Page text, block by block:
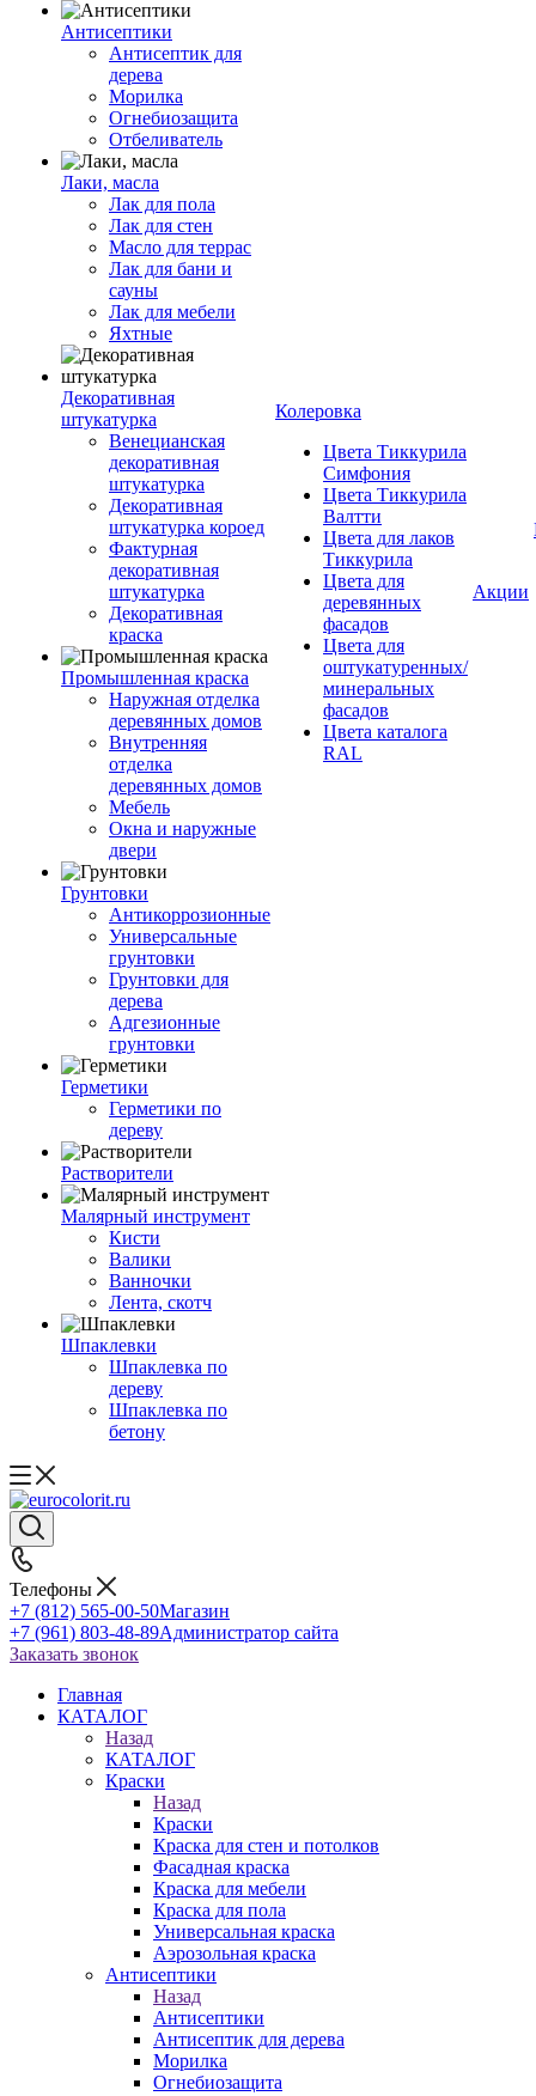
Антисептики
Антисептик для
дерева
Морилка
Огнебиозащита
Отбеливатель
Лаки, масла
Лак для пола
Лак для стен
Масло для террас
Лак для бани и
сауны
Лак для мебели
Яхтные
Декоративная
штукатурка
Венецианская
декоративная
штукатурка
Декоративная
штукатурка короед
Фактурная
декоративная
штукатурка
Декоративная
краска
Промышленная краска
Наружная отделка
деревянных домов
Внутренняя
отделка
деревянных домов
Мебель
Окна и наружные
двери
Грунтовки
Антикоррозионные
Универсальные
грунтовки
Грунтовки для
дерева
Адгезионные
грунтовки
Герметики
Герметики по
дереву
Растворители
Малярный инструмент
Кисти
Валики
Ванночки
Лента, скотч
Шпаклевки
Шпаклевка по
дереву
Шпаклевка по
бетону
Колеровка
Цвета Тиккурила
Симфония
Цвета Тиккурила
Валтти
Цвета для лаков
Тиккурила
Цвета для
деревянных
фасадов
Цвета для
оштукатуренных/
минеральных
фасадов
Цвета каталога
RAL
Акции
Телефоны
+7 (812) 565-00-50Магазин
+7 (961) 803-48-89Администратор сайта
Заказать звонок
Главная
КАТАЛОГ
Назад
КАТАЛОГ
Краски
Назад
Краски
Краска для стен и потолков
Фасадная краска
Краска для мебели
Краска для пола
Универсальная краска
Аэрозольная краска
Антисептики
Назад
Антисептики
Антисептик для дерева
Морилка
Огнебиозащита